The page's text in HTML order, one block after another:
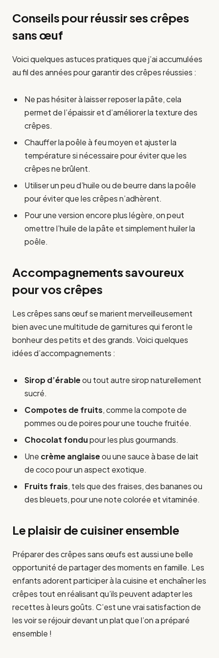
Conseils pour réussir ses crêpes
sans œuf
Voici quelques astuces pratiques que j’ai accumulées
au fil des années pour garantir des crêpes réussies :
Ne pas hésiter à laisser reposer la pâte, cela
permet de l’épaissir et d’améliorer la texture des
crêpes.
Chauffer la poêle à feu moyen et ajuster la
température si nécessaire pour éviter que les
crêpes ne brûlent.
Utiliser un peu d’huile ou de beurre dans la poêle
pour éviter que les crêpes n’adhèrent.
Pour une version encore plus légère, on peut
omettre l’huile de la pâte et simplement huiler la
poêle.
Accompagnements savoureux
pour vos crêpes
Les crêpes sans œuf se marient merveilleusement
bien avec une multitude de garnitures qui feront le
bonheur des petits et des grands. Voici quelques
idées d’accompagnements :
Sirop d’érableou tout autre sirop naturellement
sucré.
Compotes de fruits, comme la compote de
pommes ou de poires pour une touche fruitée.
Chocolat fondupour les plus gourmands.
Une crème anglaiseou une sauce à base de lait
de coco pour un aspect exotique.
Fruits frais, tels que des fraises, des bananes ou
des bleuets, pour une note colorée et vitaminée.
Le plaisir de cuisiner ensemble
Préparer des crêpes sans œufs est aussi une belle
opportunité de partager des moments en famille. Les
enfants adorent participer à la cuisine et enchaîner les
crêpes tout en réalisant qu’ils peuvent adapter les
recettes à leurs goûts. C’est une vrai satisfaction de
les voir se réjouir devant un plat que l’on a préparé
ensemble !